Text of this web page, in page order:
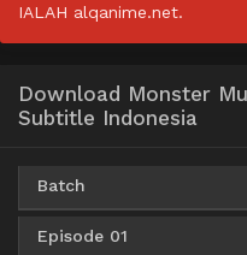
IALAH alqanime.net.
Download Monster
Subtitle Indonesia
Batch
Google Drive
Episode 01